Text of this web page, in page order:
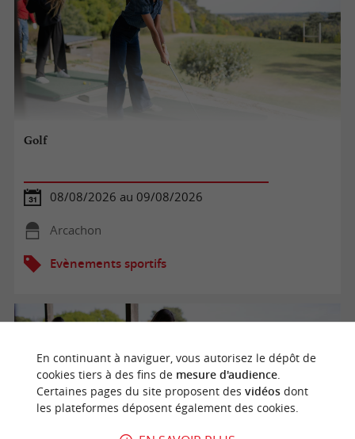
Golf
08/08/2026 au 09/08/2026
Arcachon
Evènements sportifs
En continuant à naviguer, vous autorisez le dépôt de
cookies tiers à des fins de mesure d'audience.
Certaines pages du site proposent des vidéosdont
les plateformes déposent également des cookies.